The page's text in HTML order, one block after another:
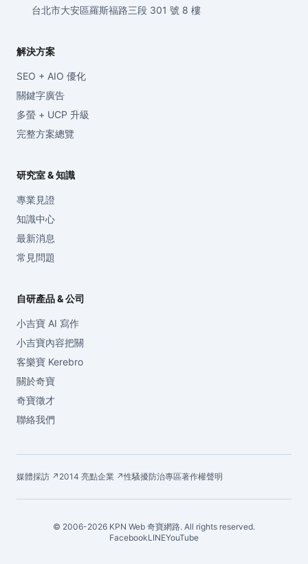
台北市大安區羅斯福路三段 301 號 8 樓
解決方案
SEO + AIO 優化
關鍵字廣告
多螢 + UCP 升級
完整方案總覽
研究室 & 知識
專業見證
知識中心
最新消息
常見問題
自研產品 & 公司
小吉寶 AI 寫作
小吉寶內容把關
客樂寶 Kerebro
關於奇寶
奇寶徵才
聯絡我們
媒體採訪 ↗ 2014 亮點企業 ↗性騷擾防治專區著作權聲明
© 2006-2026 KPN Web 奇寶網路. All rights reserved.
FacebookLINEYouTube